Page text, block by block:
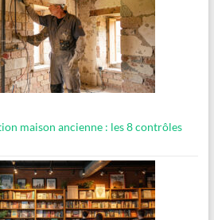
maison ancienne : les 8 contrôles